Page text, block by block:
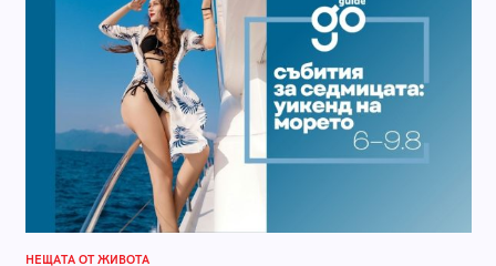
НЕЩАТА ОТ ЖИВОТА